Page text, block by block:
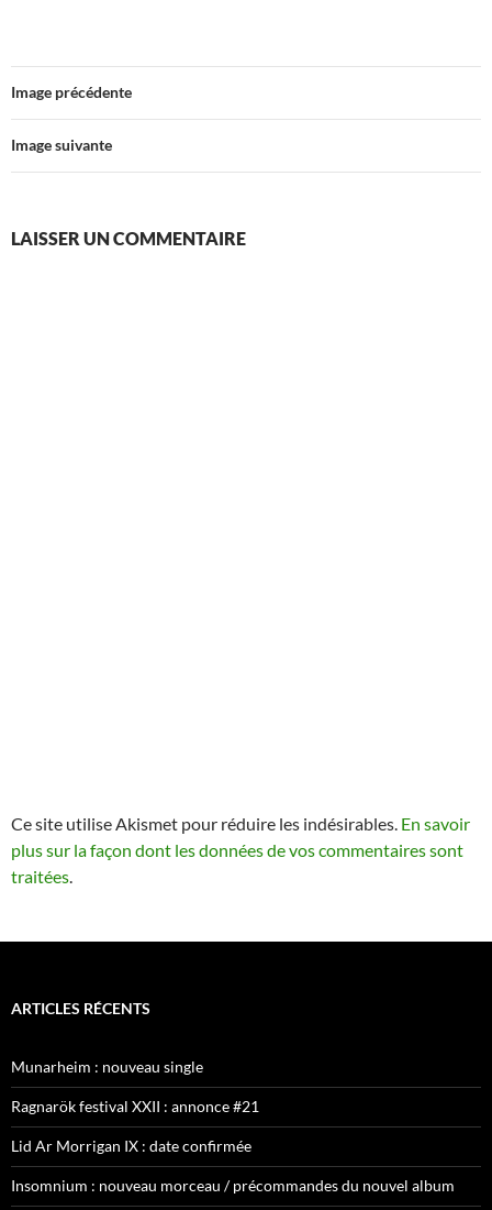
Image précédente
Image suivante
LAISSER UN COMMENTAIRE
Ce site utilise Akismet pour réduire les indésirables. En savoir
plus sur la façon dont les données de vos commentaires sont
traitées.
ARTICLES RÉCENTS
Munarheim : nouveau single
Ragnarök festival XXII : annonce #21
Lid Ar Morrigan IX : date confirmée
Insomnium : nouveau morceau / précommandes du nouvel album